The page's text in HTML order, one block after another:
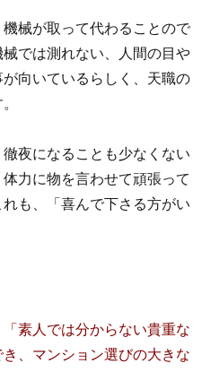
械が取って代わることので
では測れない、人間の目や
向いているらしく、天職の
夜になることも少なくない
力に物を言わせて頑張って
も、「喜んで下さる方がい
「素人では分からない貴重な
、マンション選びの大きな